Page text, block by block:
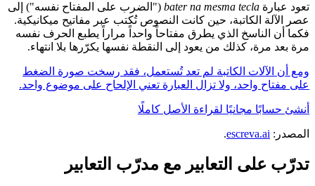
تعود عبارة bater na mesma tecla ("الضرب على المفتاح نفسه") إلى
عصر الآلة الكاتبة، حين كانت النصوص تُكتب عبر مفاتيح ميكانيكية.
فكما أن الناسخ الذي يطرق مفتاحاً واحداً مراراً يطبع الحرف نفسه
مرة بعد مرة، كذلك من يعود إلى النقطة نفسها يكرّرها بلا انتهاء.
ومع أن الآلات الكاتبة لم تعد تُستعمل، فقد رسخت صورة الضغط
على مفتاح واحد، ولا تزال العبارة تعني الإلحاح على موضوع واحد.
أنشئ حسابًا مجانيًا لقراءة الأصل كاملًا
المصدر: escreva.ai
.
تدرّب على التعابير مع مدرّب التعابير